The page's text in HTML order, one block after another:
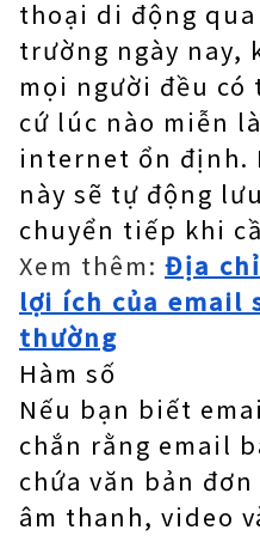
thoại di động
trường ngày nay,
mọi người đều có
cứ lúc nào miễn
internet ổn định.
này sẽ tự động
chuyển tiếp khi
Xem thêm: Địa
lợi ích của email
thường
Hàm số
Nếu bạn biết
chắn rằng email
chứa văn bản
âm thanh, video